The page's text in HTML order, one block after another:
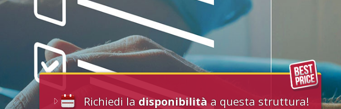
Richiedi ladisponibilità a questa struttura!